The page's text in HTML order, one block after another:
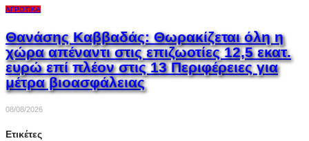
ΑΓΡΟΤΙΚΆ
Θανάσης Καββαδάς: Θωρακίζεται όλη η
χώρα απέναντι στις επιζωοτίες 12,5 εκατ.
ευρώ επί πλέον στις 13 Περιφέρειες για
μέτρα βιοασφάλειας
08/08/2026
Ετικέτες